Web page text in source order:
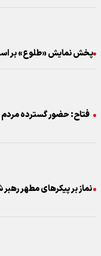
پخش نمایش «طلوع» بر
فتاح: حضور گسترده مردم
نماز بر پیکرهای مطهر